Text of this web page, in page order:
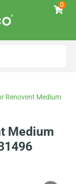
0
Renovent Medium
Medium